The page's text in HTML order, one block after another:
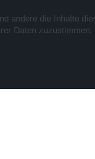
andere die Inhalte
Daten